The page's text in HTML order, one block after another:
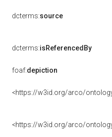
dcterms:source
dcterms:isReferencedBy
foaf:depiction
<https://w3id.org/arco/
<https://w3id.org/arco/